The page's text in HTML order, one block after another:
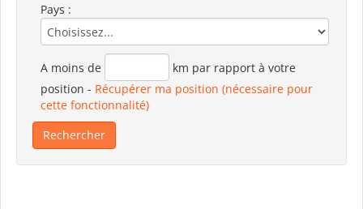
Pays :
A moins de
km par rapport à votre
position - Récupérer ma position (nécessaire pour
cette fonctionnalité)